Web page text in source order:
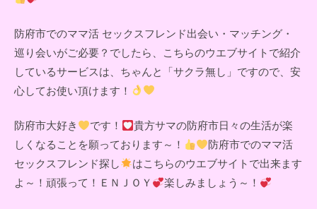
防府市でのママ活 セックスフレンド出会い・マッチング・
巡り会いがご必要？でしたら、こちらのウエブサイトで紹介
しているサービスは、ちゃんと「サクラ無し」ですので、安
心してお使い頂けます！
防府市大好き です！
貴方サマの防府市日々の生活が楽
しくなることを願っております～！
防府市でのママ活
セックスフレンド探し
はこちらのウエブサイトで出来ます
よ～！頑張って！ＥＮＪＯＹ
楽しみましょう～！